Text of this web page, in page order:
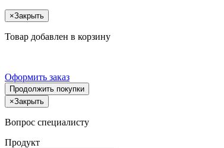
×Закрыть
Товар добавлен в корзину
Оформить заказ
Продолжить покупки
×Закрыть
Вопрос специалисту
Продукт